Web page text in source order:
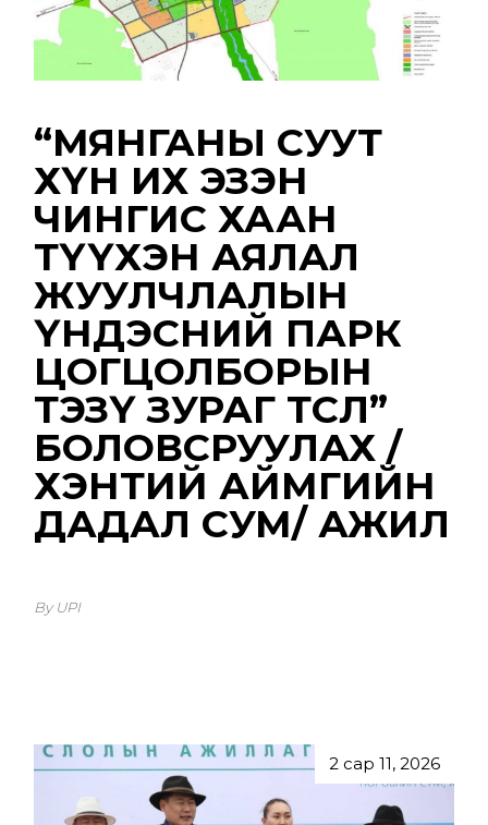
“МЯНГАНЫ СУУТ
ХҮН ИХ ЭЗЭН
ЧИНГИС ХААН
ТҮҮХЭН АЯЛАЛ
ЖУУЛЧЛАЛЫН
ҮНДЭСНИЙ ПАРК
ЦОГЦОЛБОРЫН
ТЭЗҮ ЗУРАГ ТӨСӨЛ”
БОЛОВСРУУЛАХ /
ХЭНТИЙ АЙМГИЙН
ДАДАЛ СУМ/ АЖИЛ
By UPI
2 сар 11, 2026